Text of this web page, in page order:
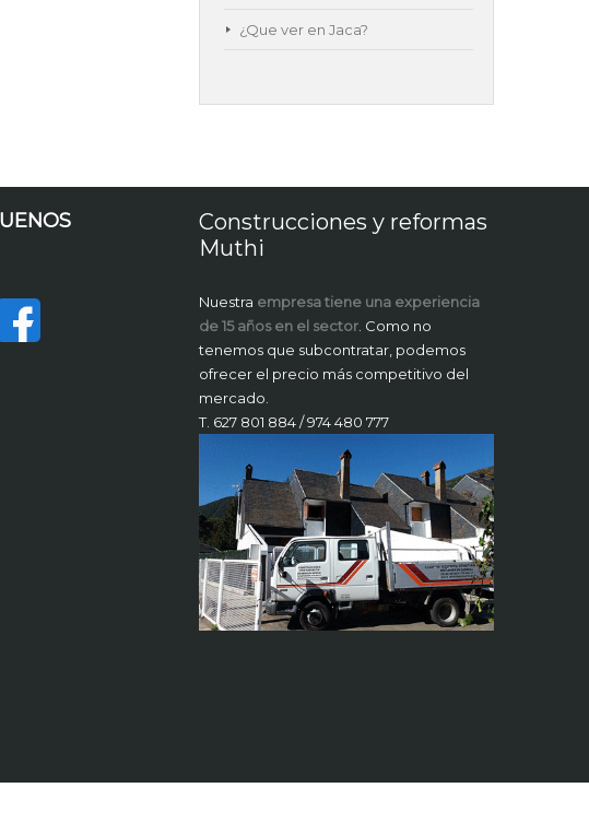
¿Que ver en Jaca?
Construcciones y reformas
Muthi
Nuestra empresa tiene una experiencia
de 15 años en el sector . Como no
tenemos que subcontratar, podemos
ofrecer el precio más competitivo del
mercado.
T. 627 801 884 / 974 480 777